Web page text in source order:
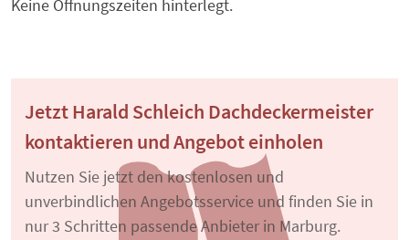
Keine Öffnungszeiten hinterlegt.
Jetzt Harald Schleich Dachdeckermeister
kontaktieren und Angebot einholen
Nutzen Sie jetzt den kostenlosen und
unverbindlichen Angebotsservice und finden Sie in
nur 3 Schritten passende Anbieter in Marburg.